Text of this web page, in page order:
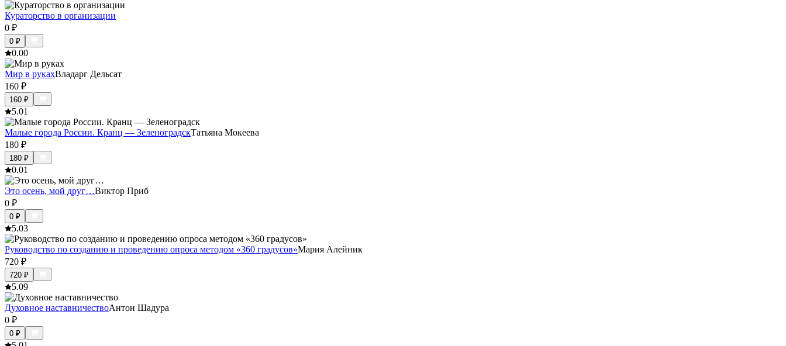
Кураторство в организации
0 ₽
0 ₽
0.00
Мир в рукахВладарг Дельсат
160 ₽
160 ₽
5.01
Малые города России. Кранц — ЗеленоградскТатьяна Мокеева
180 ₽
180 ₽
0.01
Это осень, мой друг…Виктор Приб
0 ₽
0 ₽
5.03
Руководство по созданию и проведению опроса методом «360 градусов»Мария Алейник
720 ₽
720 ₽
5.09
Духовное наставничествоАнтон Шадура
0 ₽
0 ₽